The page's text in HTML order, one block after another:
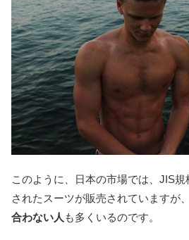
このように、日本の市場では、JIS
されたスーツが販売されていますが、
合わない人 も多くいるのです。